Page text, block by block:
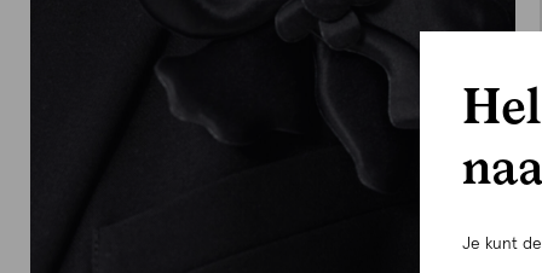
Je kunt